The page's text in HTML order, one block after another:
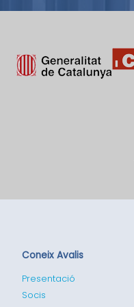
Coneix Avalis
Presentació
Socis